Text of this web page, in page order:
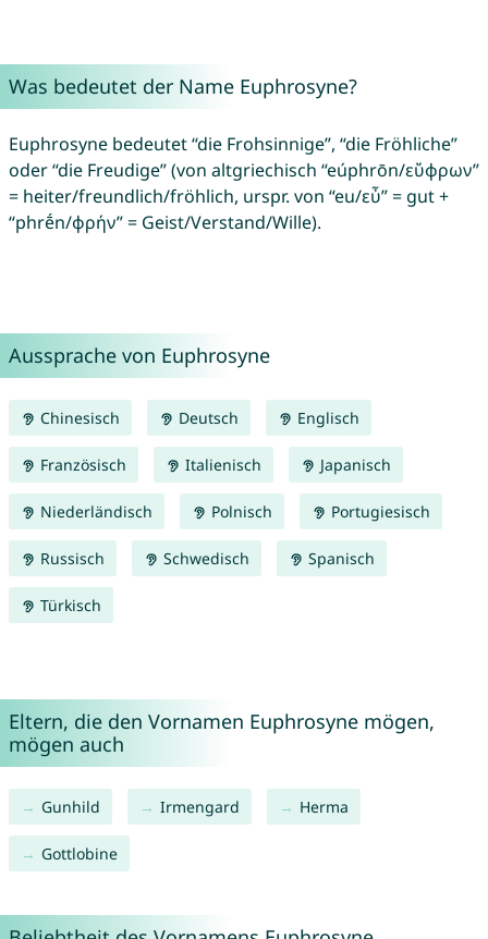
Was bedeutet der Name Euphrosyne?
Euphrosyne bedeutet “die Frohsinnige”, “die Fröhliche”
oder “die Freudige” (von altgriechisch “eúphrōn/εὔφρων”
= heiter/freundlich/fröhlich, urspr. von “eu/εὖ” = gut +
“phrḗn/φρήν” = Geist/Verstand/Wille).
Aussprache von Euphrosyne
Chinesisch Deutsch Englisch
Französisch Italienisch Japanisch
Niederländisch Polnisch Portugiesisch
Russisch Schwedisch Spanisch
Türkisch
Eltern, die den Vornamen Euphrosyne mögen,
mögen auch
Gunhild Irmengard Herma
Gottlobine